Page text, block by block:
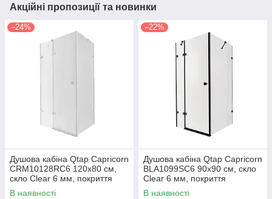
Акційні пропозиції та новинки
–24%
Душова кабіна Qtap Capricorn
CRM10128RC6 120x80 см,
скло Clear 6 мм, покриття
CalcLess без піддона
В наявності
–22%
Душова кабіна Qtap Capricorn
BLA1099SC6 90x90 см, скло
Clear 6 мм, покриття
CalcLess без піддона
В наявності